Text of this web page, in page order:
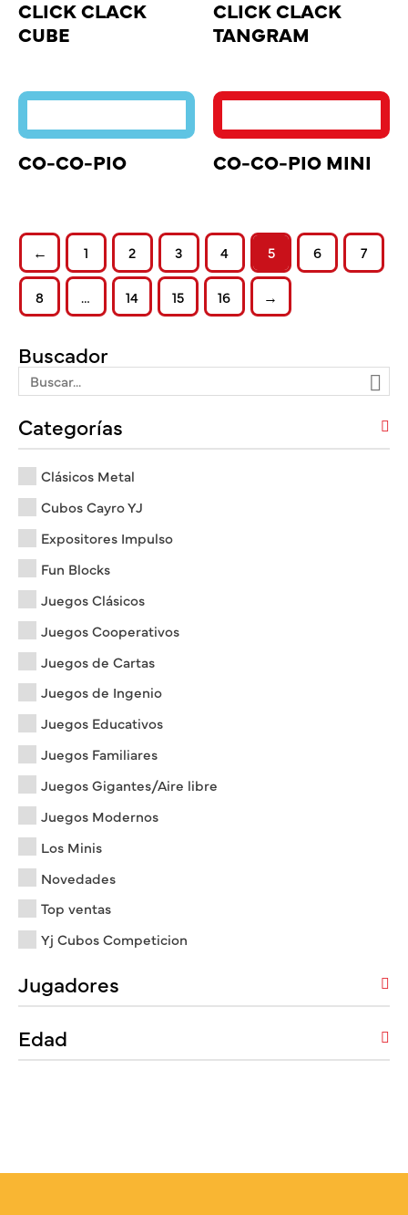
Buscador
Categorías
Clásicos Metal
Cubos Cayro YJ
Expositores Impulso
Fun Blocks
Juegos Clásicos
Juegos Cooperativos
Juegos de Cartas
Juegos de Ingenio
Juegos Educativos
Juegos Familiares
Juegos Gigantes/Aire libre
Juegos Modernos
Los Minis
Novedades
Top ventas
Yj Cubos Competicion
Jugadores
Edad
CLICK CLACK
CUBE
CLICK CLACK
TANGRAM
CO-CO-PIO CO-CO-PIO MINI
← 1 2 3 4 5 6 7
8 … 14 15 16 →